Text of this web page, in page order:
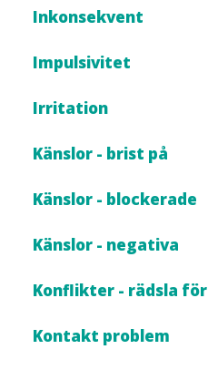
Inkonsekvent
Impulsivitet
Irritation
Känslor - brist på
Känslor - blockerade
Känslor - negativa
Konflikter - rädsla för
Kontakt problem